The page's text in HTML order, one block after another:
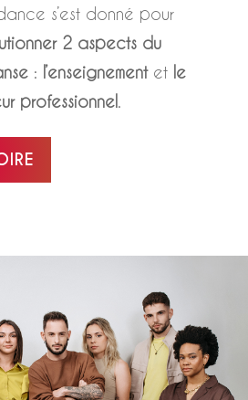
s’est donné pour
2 aspects du
: l’enseignementet le
professionnel.